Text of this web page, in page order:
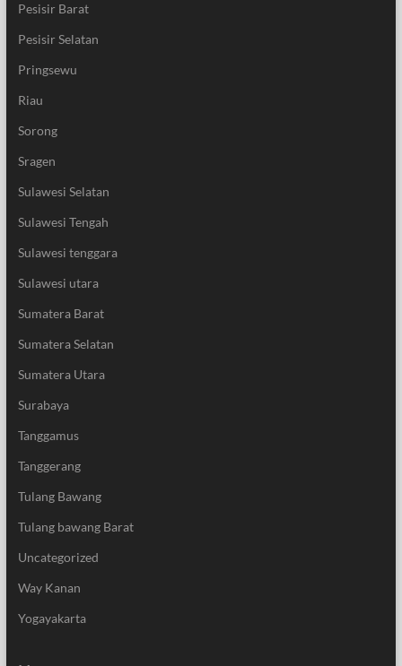
Pesisir Barat
Pesisir Selatan
Pringsewu
Riau
Sorong
Sragen
Sulawesi Selatan
Sulawesi Tengah
Sulawesi tenggara
Sulawesi utara
Sumatera Barat
Sumatera Selatan
Sumatera Utara
Surabaya
Tanggamus
Tanggerang
Tulang Bawang
Tulang bawang Barat
Uncategorized
Way Kanan
Yogayakarta